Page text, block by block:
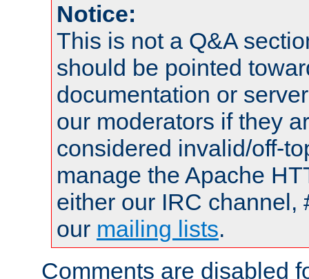
Notice:
This is not a Q&A
should be pointed
documentation or
our moderators if they
considered invalid/off-
manage the Apache
either our IRC channel,
our mailing lists.
Comments are disabled